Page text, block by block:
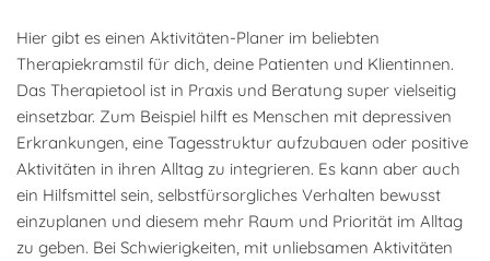
Hier gibt es einen Aktivitäten-Planer im beliebten
Therapiekramstil für dich, deine Patienten und Klientinnen.
Das Therapietool ist in Praxis und Beratung super vielseitig
einsetzbar. Zum Beispiel hilft es Menschen mit depressiven
Erkrankungen, eine Tagesstruktur aufzubauen oder positive
Aktivitäten in ihren Alltag zu integrieren. Es kann aber auch
ein Hilfsmittel sein, selbstfürsorgliches Verhalten bewusst
einzuplanen und diesem mehr Raum und Priorität im Alltag
zu geben. Bei Schwierigkeiten, mit unliebsamen Aktivitäten